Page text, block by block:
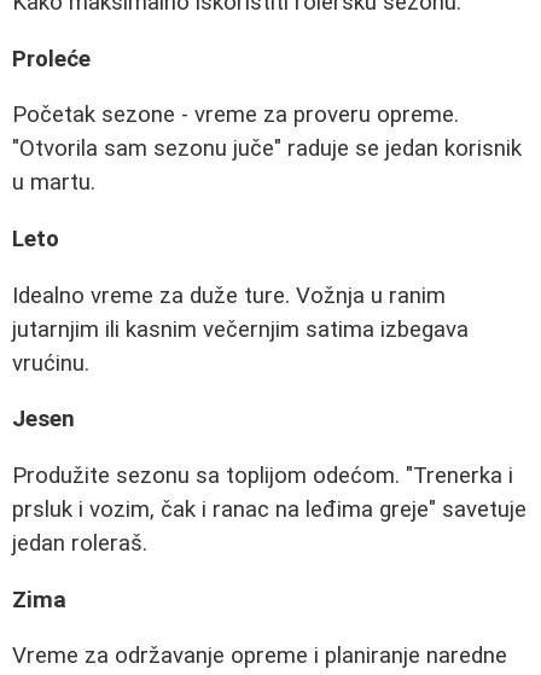
Proleće
Početak sezone - vreme za proveru opreme.
"Otvorila sam sezonu juče" raduje se jedan korisnik
u martu.
Leto
Idealno vreme za duže ture. Vožnja u ranim
jutarnjim ili kasnim večernjim satima izbegava
vrućinu.
Jesen
Produžite sezonu sa toplijom odećom. "Trenerka i
prsluk i vozim, čak i ranac na leđima greje" savetuje
jedan roleraš.
Zima
Vreme za održavanje opreme i planiranje naredne